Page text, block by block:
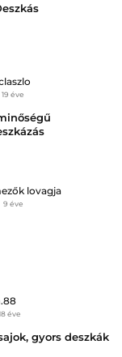
19 éve
lovagja
9 éve
éve
gyors deszkák